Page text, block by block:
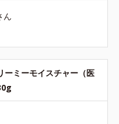
と 楕円でむしろ使いや
ん
ーミーモイスチャー（医